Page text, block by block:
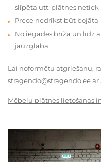
slīpēta utt. plātnes
Prece nedrīkst būt bojāta
No iegādes brīža un līdz
jāuzglabā
Lai noformētu atgriešanu,
stragendo@stragendo.ee ar
Mēbeļu plātnes lietošanas